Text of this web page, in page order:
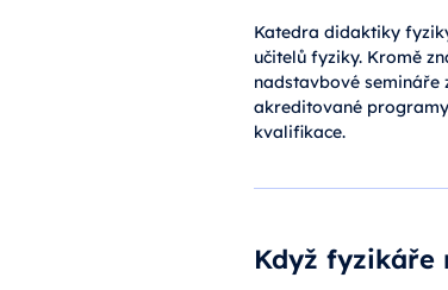
Katedra didaktiky
učitelů fyziky. Kromě
nadstavbové
akreditované
kvalifikace.
Když fyzikáře